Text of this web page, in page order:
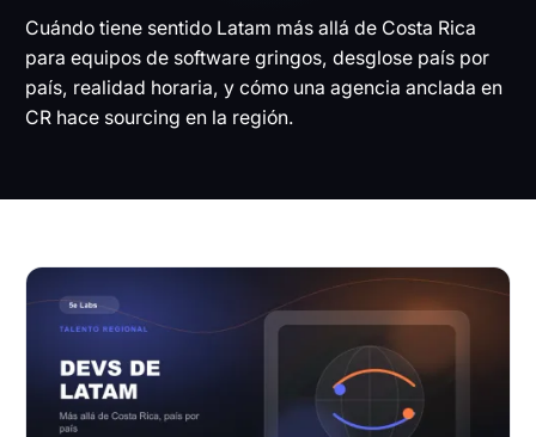
Contacto
EN ES
Cuándo tiene sentido Latam más allá de Costa Rica
para equipos de software gringos, desglose país por
país, realidad horaria, y cómo una agencia anclada en
CR hace sourcing en la región.